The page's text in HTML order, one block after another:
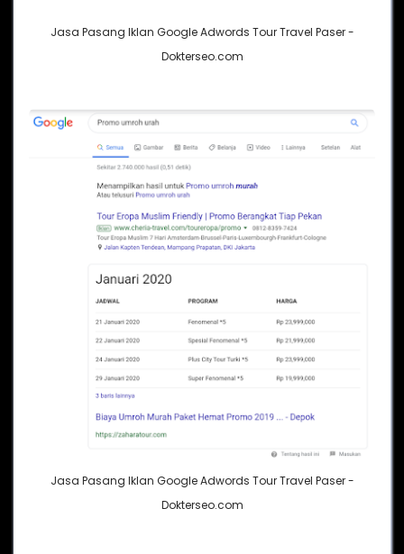
Jasa Pasang Iklan Google Adwords Tour Travel Paser -
Dokterseo.com
Jasa Pasang Iklan Google Adwords Tour Travel Paser -
Dokterseo.com